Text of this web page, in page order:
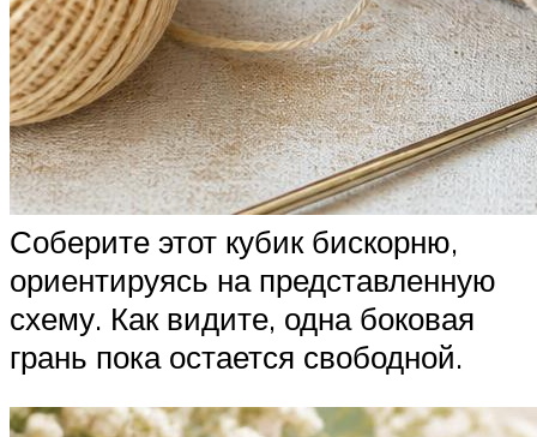
Соберите этот кубик бискорню,
ориентируясь на представленную
схему. Как видите, одна боковая
грань пока остается свободной.